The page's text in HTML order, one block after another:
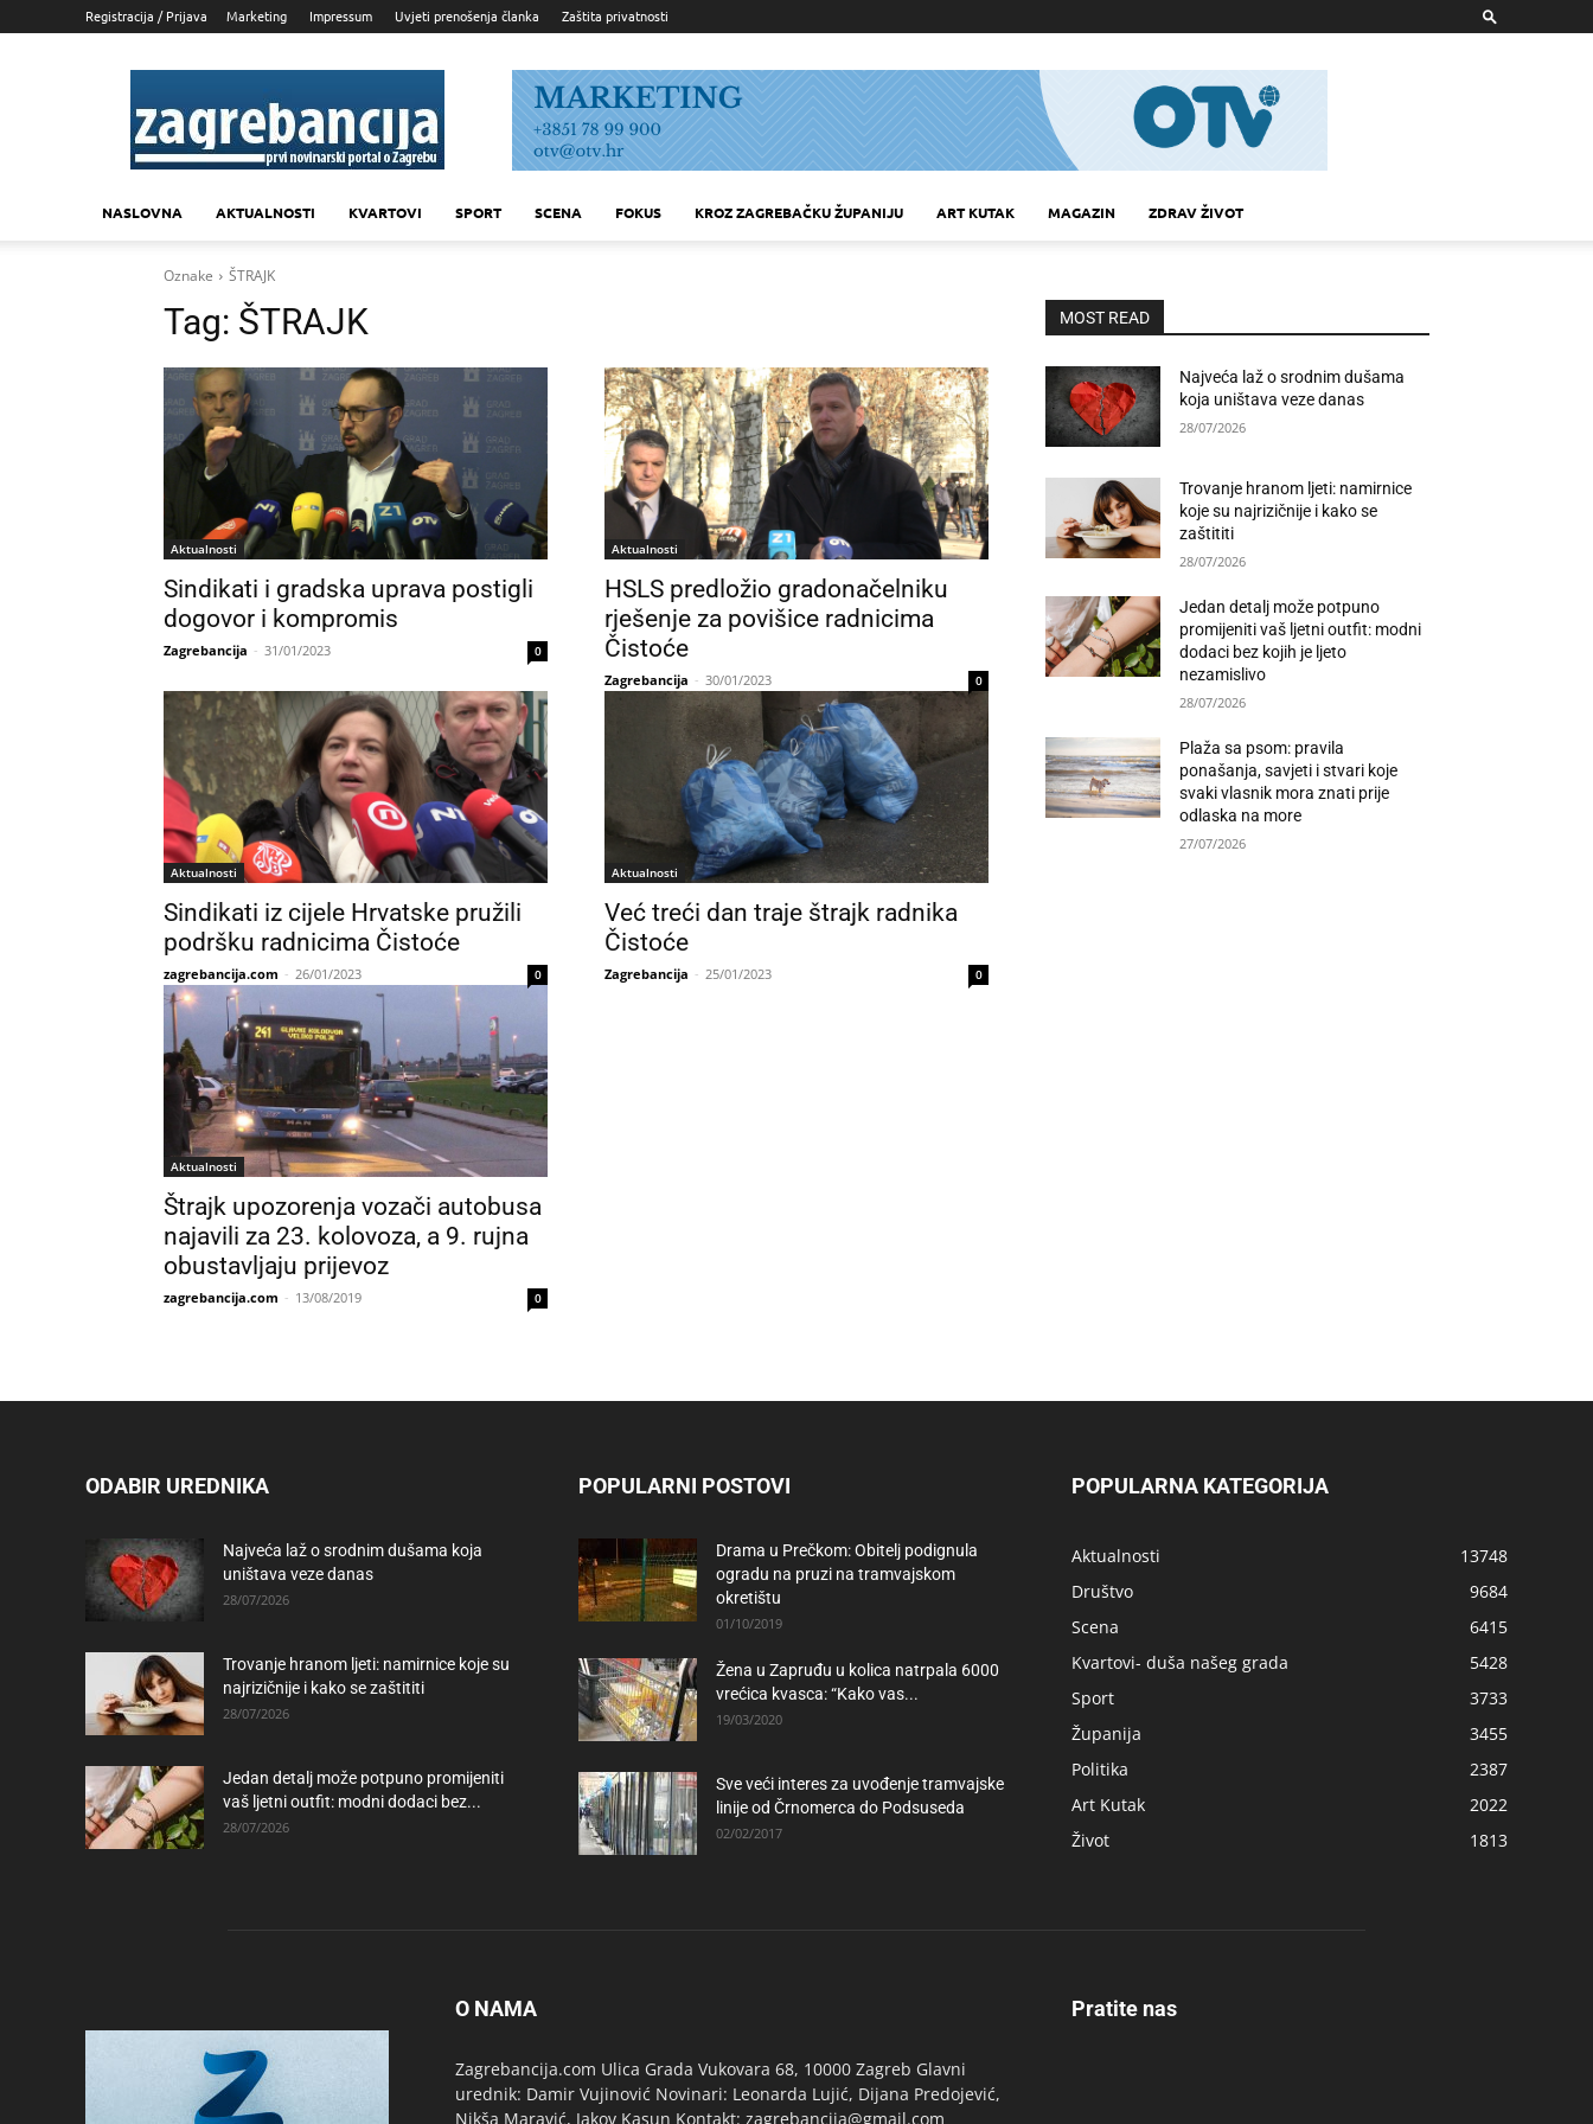
Registracija / Prijava Marketing Impressum Uvjeti prenošenja članka Zaštita privatnosti
Zagrebancija
NASLOVNA AKTUALNOSTI KVARTOVI SPORT SCENA FOKUS KROZ ZAGREBAČKU ŽUPANIJU ART KUTAK MAGAZIN ZDRAV ŽIVOT
Oznake ŠTRAJK
Tag: ŠTRAJK
Aktualnosti
Sindikati i gradska uprava postigli
dogovor i kompromis
Zagrebancija - 31/01/2023 0
Aktualnosti
HSLS predložio gradonačelniku
rješenje za povišice radnicima
Čistoće
Zagrebancija - 30/01/2023 0
Aktualnosti
Sindikati iz cijele Hrvatske pružili
podršku radnicima Čistoće
zagrebancija.com - 26/01/2023 0
Aktualnosti
Već treći dan traje štrajk radnika
Čistoće
Zagrebancija - 25/01/2023 0
Aktualnosti
Štrajk upozorenja vozači autobusa
najavili za 23. kolovoza, a 9. rujna
obustavljaju prijevoz
zagrebancija.com - 13/08/2019 0
MOST READ
Najveća laž o srodnim dušama
koja uništava veze danas
28/07/2026
Trovanje hranom ljeti: namirnice
koje su najrizičnije i kako se
zaštititi
28/07/2026
Jedan detalj može potpuno
promijeniti vaš ljetni outfit: modni
dodaci bez kojih je ljeto
nezamislivo
28/07/2026
Plaža sa psom: pravila
ponašanja, savjeti i stvari koje
svaki vlasnik mora znati prije
odlaska na more
27/07/2026
ODABIR UREDNIKA
Najveća laž o srodnim dušama koja
uništava veze danas
28/07/2026
Trovanje hranom ljeti: namirnice koje su
najrizičnije i kako se zaštititi
28/07/2026
Jedan detalj može potpuno promijeniti
vaš ljetni outfit: modni dodaci bez...
28/07/2026
POPULARNI POSTOVI
Drama u Prečkom: Obitelj podignula
ogradu na pruzi na tramvajskom
okretištu
01/10/2019
Žena u Zapruđu u kolica natrpala 6000
vrećica kvasca: “Kako vas...
19/03/2020
Sve veći interes za uvođenje tramvajske
linije od Črnomerca do Podsuseda
02/02/2017
POPULARNA KATEGORIJA
Aktualnosti
13748
Društvo
9684
Scena
6415
Kvartovi- duša našeg grada
5428
Sport
3733
Županija
3455
Politika
2387
Art Kutak
2022
Život
1813
O NAMA
Zagrebancija.com Ulica Grada Vukovara 68, 10000 Zagreb Glavni
urednik: Damir Vujinović Novinari: Leonarda Lujić, Dijana Predojević,
Nikša Maravić, Jakov Kasun Kontakt: zagrebancija@gmail.com
Pratite nas